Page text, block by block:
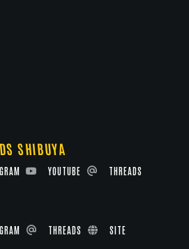
SHIBUYA
YOUTUBE THREADS
THREADS SITE